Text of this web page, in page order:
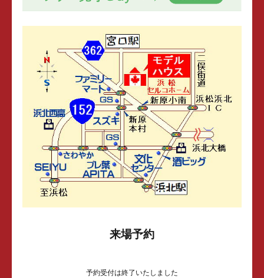
来場予約
予約受付は終了いたしました